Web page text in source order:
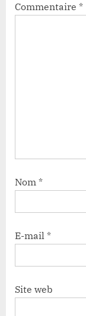
Commentaire *
Nom *
E-mail *
Site web